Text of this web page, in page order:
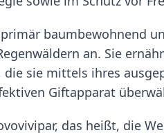
baumbewohnend
an. Sie
sie mittels ihres
Giftapparat
das heißt, die